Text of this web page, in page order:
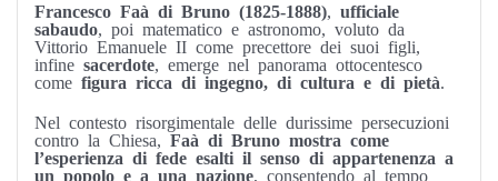
Francesco Faà di Bruno (1825-1888), ufficiale
sabaudo, poi matematico e astronomo, voluto da
Vittorio Emanuele II come precettore dei suoi figli,
infine sacerdote, emerge nel panorama ottocentesco
come figura ricca di ingegno, di cultura e di pietà
Nel contesto risorgimentale delle durissime persecuzioni
contro la Chiesa, Faà di Bruno mostra come
l’esperienza di fede esalti il senso di appartenenza a
un popolo e a una nazione, consentendo al tempo